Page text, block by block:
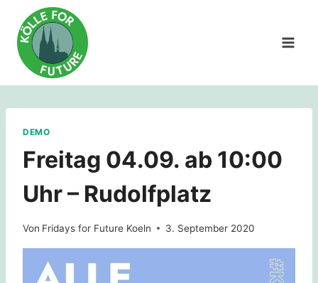
Inhalt
springen
DEMO
Freitag 04.09. ab 10:00
Uhr – Rudolfplatz
Von Fridays for Future Koeln 3. September 2020